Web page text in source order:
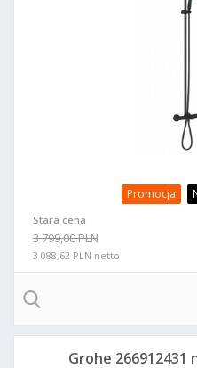
Promocja
Stara cena
3 799,00 PLN
3 088,62 PLN netto
Grohe